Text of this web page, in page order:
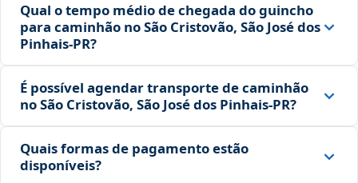
Qual o tempo médio de chegada do guincho
para caminhão no São Cristovão, São José dos
Pinhais‑PR?
É possível agendar transporte de caminhão
no São Cristovão, São José dos Pinhais‑PR?
Quais formas de pagamento estão
disponíveis?